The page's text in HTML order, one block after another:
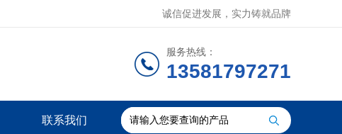
诚信促进发展，实力铸就品牌
服务热线：
13581797271
联系我们